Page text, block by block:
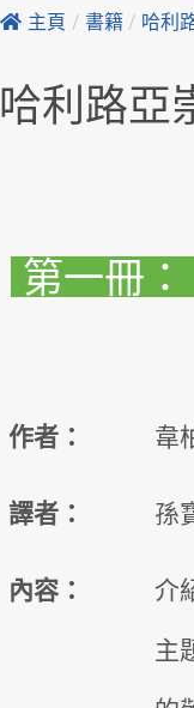
主頁 / 書籍 / 哈利
哈利路亞
第一冊
作者： 韋
譯者： 孫
內容：
介
主